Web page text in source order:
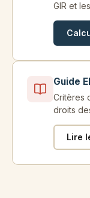
GIR et
Guide
Critères
droits
Lire